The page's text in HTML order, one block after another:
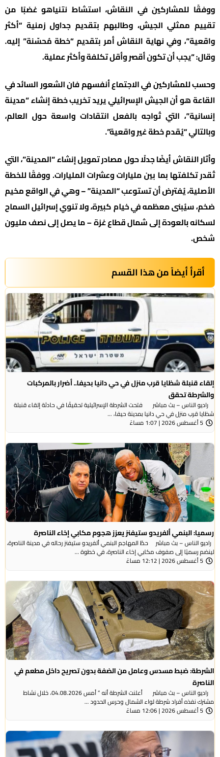
ووفقًا للمشاركين في النقاش، استشاط نتنياهو غضبًا من
تقييم ممثلي الجيش، وطالبهم بتقديم جداول زمنية “أكثر
واقعية”، وفي نهاية النقاش أمر بتقديم “خطة مُحسّنة” إليه.
وقال: “يجب أن تكون أقصر وأقل تكلفة وأكثر عملية.
وحسب للمشاركين في الاجتماع أنفسهم فان الشعور السائد في
القاعة هو أن الجيش الإسرائيلي يريد تخريب خطة إنشاء “مدينة
إنسانية”، التي تُواجه بالفعل انتقادات واسعة حول العالم،
وبالتالي “يُقدم خطة غير واقعية”.
وأثار النقاش أيضًا جدلًا حول مصادر تمويل إنشاء “المدينة”، التي
تُقدر تكلفتها بما بين مليارات وعشرات المليارات. ووفقًا للخطة
الأصلية، يُفترض أن تستوعب “المدينة” – وهي في الواقع مخيم
ضخم، سيُبنى معظمه في خيام كبيرة، ولا تنوي إسرائيل السماح
لسكانه بالعودة إلى شمال قطاع غزة – ما يصل إلى نصف مليون
شخص.
أقرأ أيضاً من هذا القسم
إلقاء قنبلة شظايا قرب منزل في حي دانيا بحيفا.. أضرار بالمركبات
والشرطة تحقق
راديو الناس – بث مباشر فتحت الشرطة الإسرائيلية تحقيقًا في حادثة إلقاء قنبلة
شظايا قرب منزل في حي دانيا بمدينة حيفا، ...
5 أغسطس 2026 | 1:07 مساءً
رسميا: البنمي ألفريدو ستيفنز يعزز هجوم مكابي إخاء الناصرة
راديو الناس – بث مباشر حطّ المهاجم البنمي ألفريدو ستيفنز رحاله في مدينة الناصرة،
لينضم رسميًا إلى صفوف مكابي إخاء الناصرة، في خطوة ...
5 أغسطس 2026 | 12:12 مساءً
الشرطة: ضبط مسدس وعامل من الضفة بدون تصريح داخل مطعم في
الناصرة
راديو الناس – بث مباشر أعلنت الشرطة أنه ” أمس 04.08.2026، خلال نشاط
مشترك نفذه أفراد شرطة لواء الشمال وحرس الحدود ...
5 أغسطس 2026 | 12:06 مساءً